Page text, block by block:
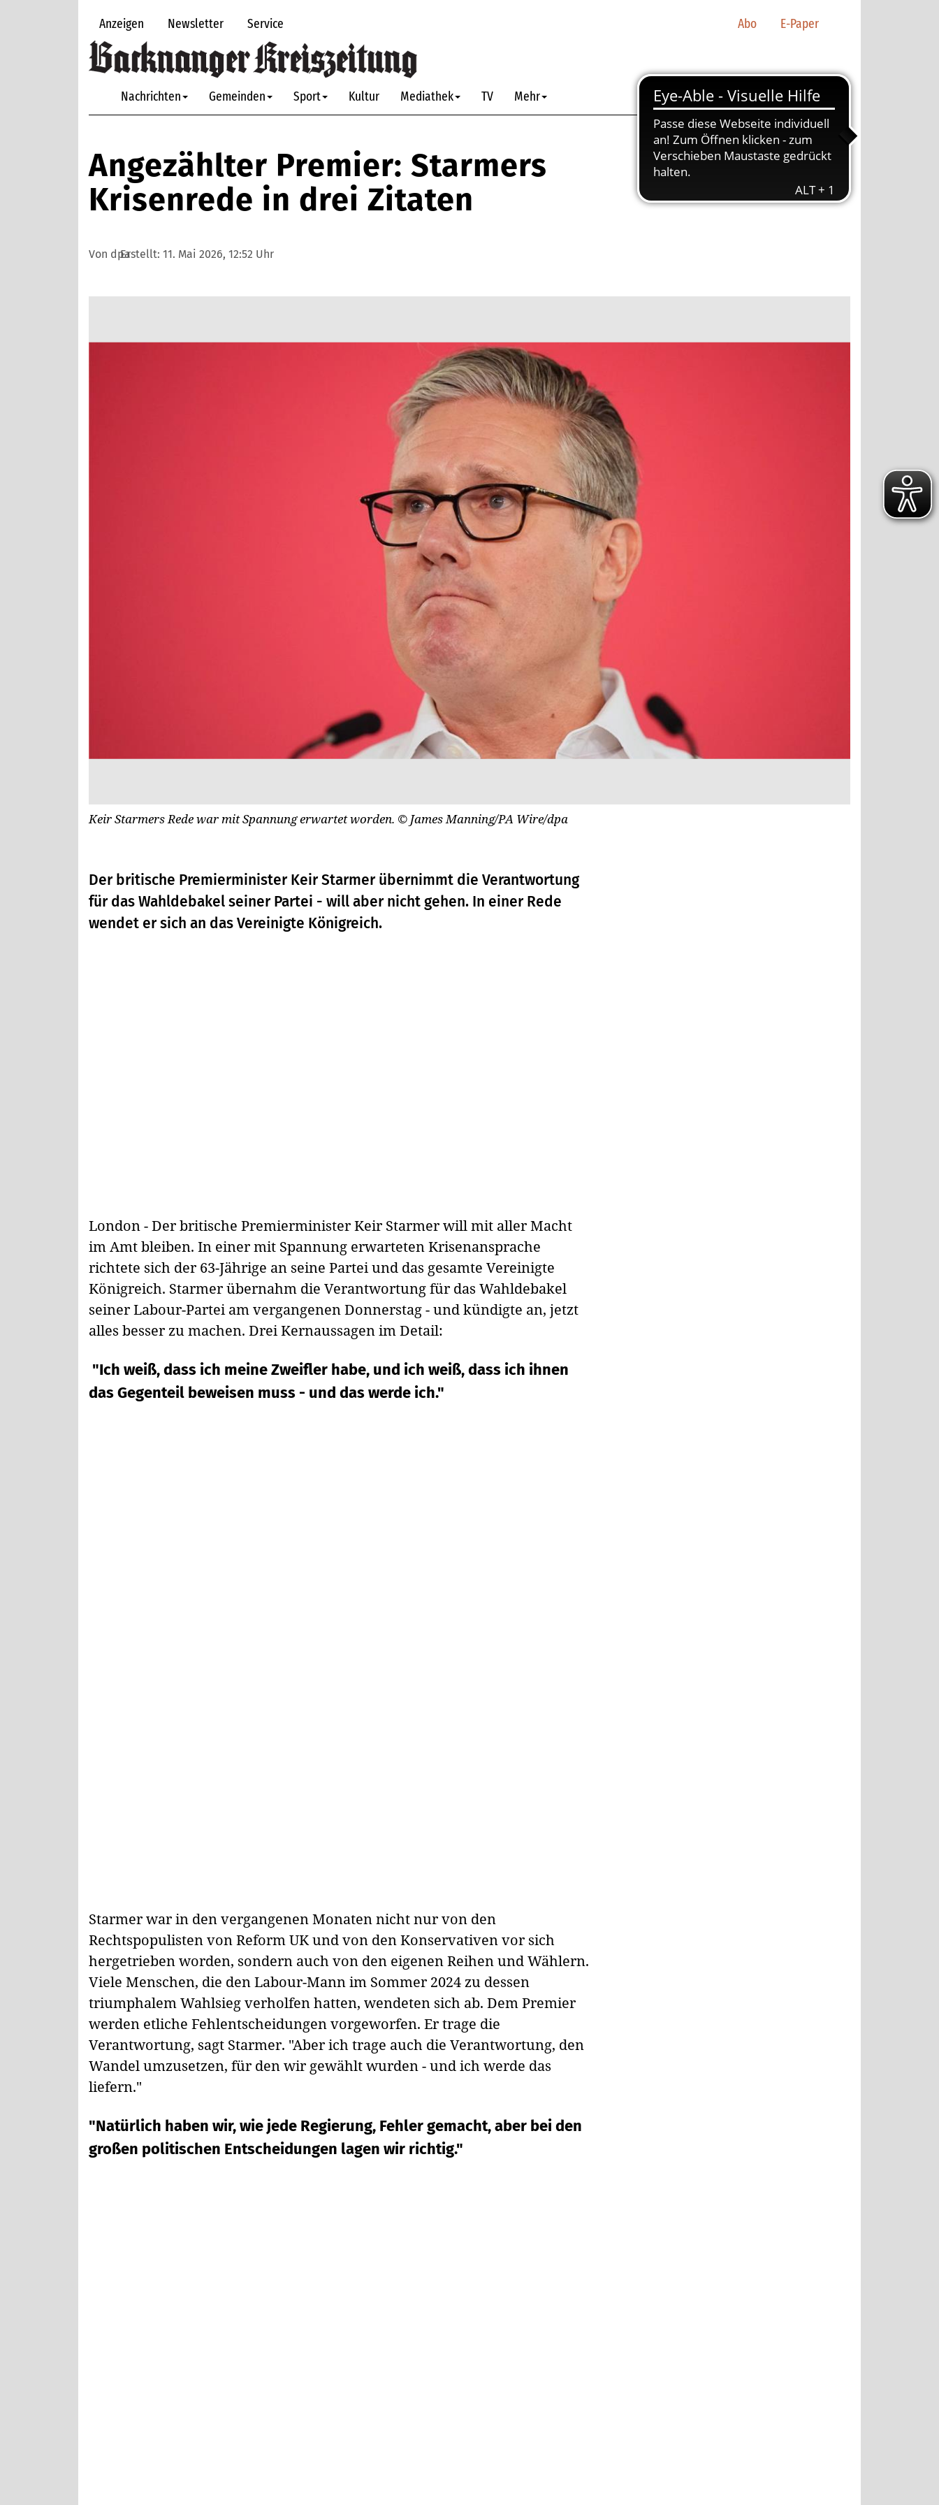
Anzeigen Newsletter Service Abo E-Paper
Nachrichten Gemeinden Sport Kultur Mediathek TV Mehr
Angezählter Premier: Starmers
Krisenrede in drei Zitaten
Von dpaErstellt: 11. Mai 2026, 12:52 Uhr
Keir Starmers Rede war mit Spannung erwartet worden. © James Manning/PA Wire/dpa
Der britische Premierminister Keir Starmer übernimmt die Verantwortung
für das Wahldebakel seiner Partei - will aber nicht gehen. In einer Rede
wendet er sich an das Vereinigte Königreich.
London - Der britische Premierminister Keir Starmer will mit aller Macht
im Amt bleiben. In einer mit Spannung erwarteten Krisenansprache
richtete sich der 63-Jährige an seine Partei und das gesamte Vereinigte
Königreich. Starmer übernahm die Verantwortung für das Wahldebakel
seiner Labour-Partei am vergangenen Donnerstag - und kündigte an, jetzt
alles besser zu machen. Drei Kernaussagen im Detail:
"Ich weiß, dass ich meine Zweifler habe, und ich weiß, dass ich ihnen
das Gegenteil beweisen muss - und das werde ich."
Starmer war in den vergangenen Monaten nicht nur von den
Rechtspopulisten von Reform UK und von den Konservativen vor sich
hergetrieben worden, sondern auch von den eigenen Reihen und Wählern.
Viele Menschen, die den Labour-Mann im Sommer 2024 zu dessen
triumphalem Wahlsieg verholfen hatten, wendeten sich ab. Dem Premier
werden etliche Fehlentscheidungen vorgeworfen. Er trage die
Verantwortung, sagt Starmer. "Aber ich trage auch die Verantwortung, den
Wandel umzusetzen, für den wir gewählt wurden - und ich werde das
liefern."
"Natürlich haben wir, wie jede Regierung, Fehler gemacht, aber bei den
großen politischen Entscheidungen lagen wir richtig."